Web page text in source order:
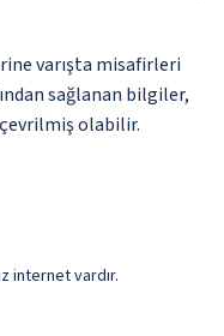
varışta misafirleri
sağlanan bilgiler,
olabilir.
internet vardır.